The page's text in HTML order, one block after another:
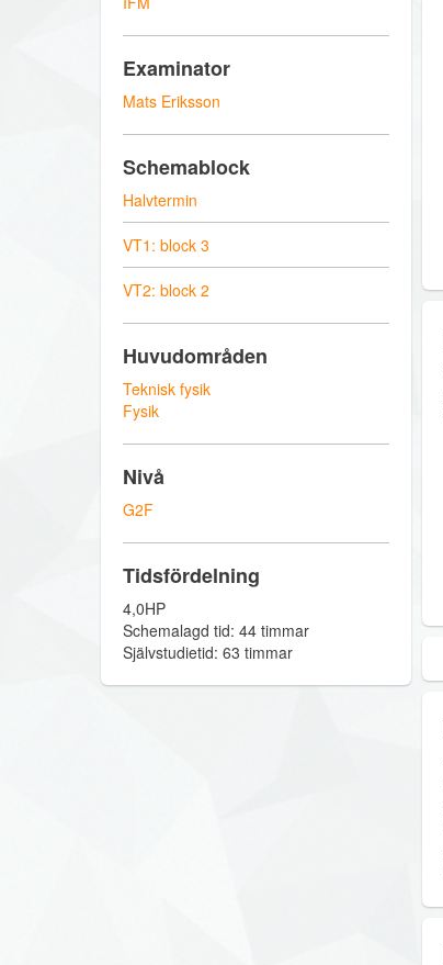
Examinator
Mats Eriksson
Schemablock
Halvtermin
VT1: block 3
VT2: block 2
Huvudområden
Teknisk fysik
Fysik
Nivå
G2F
Tidsfördelning
4,0HP
Schemalagd tid: 44 timmar
Självstudietid: 63 timmar